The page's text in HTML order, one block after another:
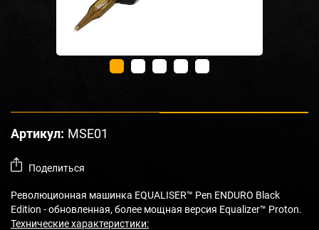
Артикул: MSE01
Поделиться
Революционная машинка EQUALISER™ Pen ENDURO Black
Edition - обновленная, более мощная версия Equalizer™ Proton.
Технические характеристики: